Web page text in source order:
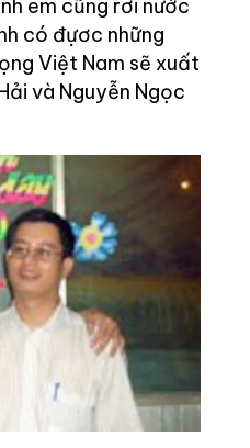
em cũng rơi nước
có đựơc những
Việt Nam sẽ xuất
và Nguyễn Ngọc